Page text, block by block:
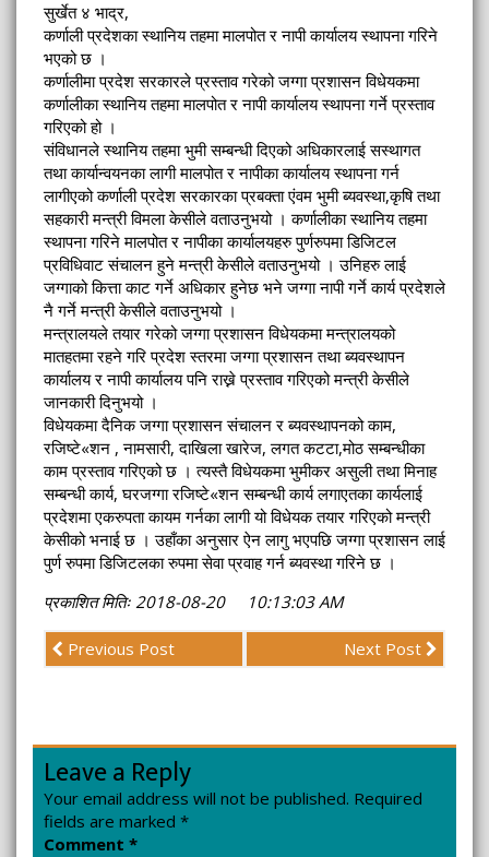
सुर्खेत ४ भाद्र,
कर्णाली प्रदेशका स्थानिय तहमा मालपोत र नापी कार्यालय स्थापना गरिने
भएको छ ।
कर्णालीमा प्रदेश सरकारले प्रस्ताव गरेको जग्गा प्रशासन विधेयकमा
कर्णालीका स्थानिय तहमा मालपोत र नापी कार्यालय स्थापना गर्ने प्रस्ताव
गरिएको हो ।
संविधानले स्थानिय तहमा भुमी सम्बन्धी दिएको अधिकारलाई सस्थागत
तथा कार्यान्वयनका लागी मालपोत र नापीका कार्यालय स्थापना गर्न
लागीएको कर्णाली प्रदेश सरकारका प्रबक्ता एंवम भुमी ब्यवस्था,कृषि तथा
सहकारी मन्त्री विमला केसीले वताउनुभयो । कर्णालीका स्थानिय तहमा
स्थापना गरिने मालपोत र नापीका कार्यालयहरु पुर्णरुपमा डिजिटल
प्रविधिवाट संचालन हुने मन्त्री केसीले वताउनुभयो । उनिहरु लाई
जग्गाको कित्ता काट गर्ने अधिकार हुनेछ भने जग्गा नापी गर्ने कार्य प्रदेशले
नै गर्ने मन्त्री केसीले वताउनुभयो ।
मन्त्रालयले तयार गरेको जग्गा प्रशासन विधेयकमा मन्त्रालयको
मातहतमा रहने गरि प्रदेश स्तरमा जग्गा प्रशासन तथा ब्यवस्थापन
कार्यालय र नापी कार्यालय पनि राख्ने प्रस्ताव गरिएको मन्त्री केसीले
जानकारी दिनुभयो ।
विधेयकमा दैनिक जग्गा प्रशासन संचालन र ब्यवस्थापनको काम,
रजिष्टे«शन , नामसारी, दाखिला खारेज, लगत कटटा,मोठ सम्बन्धीका
काम प्रस्ताव गरिएको छ । त्यस्तै विधेयकमा भुमीकर असुली तथा मिनाह
सम्बन्धी कार्य, घरजग्गा रजिष्टे«शन सम्बन्धी कार्य लगाएतका कार्यलाई
प्रदेशमा एकरुपता कायम गर्नका लागी यो विधेयक तयार गरिएको मन्त्री
केसीको भनाई छ । उहाँका अनुसार ऐन लागु भएपछि जग्गा प्रशासन लाई
पुर्ण रुपमा डिजिटलका रुपमा सेवा प्रवाह गर्न ब्यवस्था गरिने छ ।
प्रकाशित मितिः 2018-08-20 10:13:03 AM
Previous Post Next Post
Leave a Reply
Your email address will not be published. Required
fields are marked *
Comment *